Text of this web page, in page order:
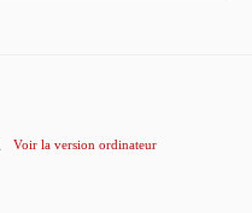
Voir la version ordinateur